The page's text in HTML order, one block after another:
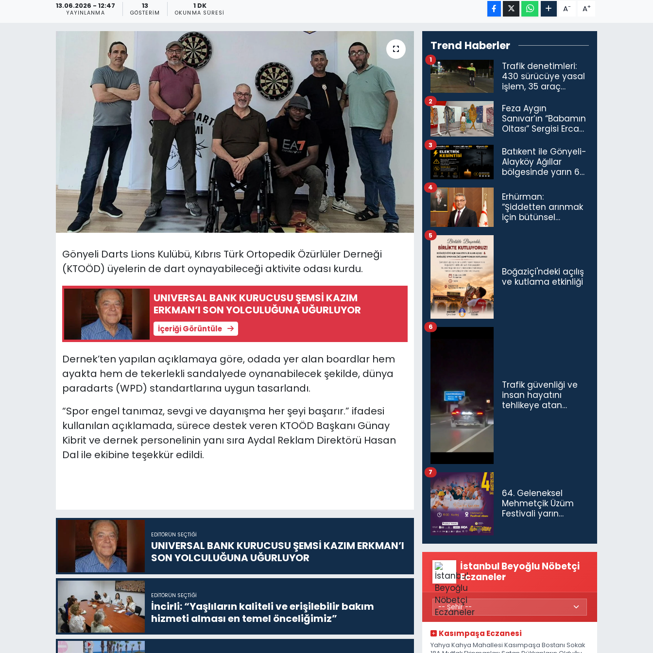
13.06.2026 - 12:47
YAYINLANMA
13
GÖSTERIM
1 DK
OKUNMA SÜRESI A- A+
Gönyeli Darts Lions Kulübü, Kıbrıs Türk Ortopedik Özürlüler Derneği
(KTOÖD) üyelerin de dart oynayabileceği aktivite odası kurdu.
UNIVERSAL BANK KURUCUSU ŞEMSİ KAZIM
ERKMAN’I SON YOLCULUĞUNA UĞURLUYOR
İçeriği Görüntüle
Dernek’ten yapılan açıklamaya göre, odada yer alan boardlar hem
ayakta hem de tekerlekli sandalyede oynanabilecek şekilde, dünya
paradarts (WPD) standartlarına uygun tasarlandı.
“Spor engel tanımaz, sevgi ve dayanışma her şeyi başarır.” ifadesi
kullanılan açıklamada, sürece destek veren KTOÖD Başkanı Günay
Kibrit ve dernek personelinin yanı sıra Aydal Reklam Direktörü Hasan
Dal ile ekibine teşekkür edildi.
EDITÖRÜN SEÇTIĞI
UNIVERSAL BANK KURUCUSU ŞEMSİ KAZIM ERKMAN’I
SON YOLCULUĞUNA UĞURLUYOR
EDITÖRÜN SEÇTIĞI
İncirli: “Yaşlıların kaliteli ve erişilebilir bakım
hizmeti alması en temel önceliğimiz”
Trend Haberler
Trafik denetimleri:
430 sürücüye yasal
işlem, 35 araç
1
Feza Aygın
Sanıvar’ın “Babamın
Oltası” Sergisi Ercan
Açıldı
2
Batıkent ile Gönyeli-
Alayköy Ağıllar
bölgesinde yarın 6
kesintisi…
3
Erhürman:
“Şiddetten arınmak
için bütünsel
4
Boğaziçi'ndeki açılış
ve kutlama etkinliği
5
Trafik güvenliği ve
insan hayatını
tehlikeye atan
6
64. Geleneksel
Mehmetçik Üzüm
Festivali yarın
7
İstanbul Beyoğlu Nöbetçi
Eczaneler
Kasımpaşa Eczanesi
Yahya Kahya Mahallesi Kasımpaşa Bostanı Sokak
KKTC YEREL SEÇİM 2018
Nöbetçi Eczaneler
Otomobil Dünyası
Teknoloji
Video Galeri
Yazarlar